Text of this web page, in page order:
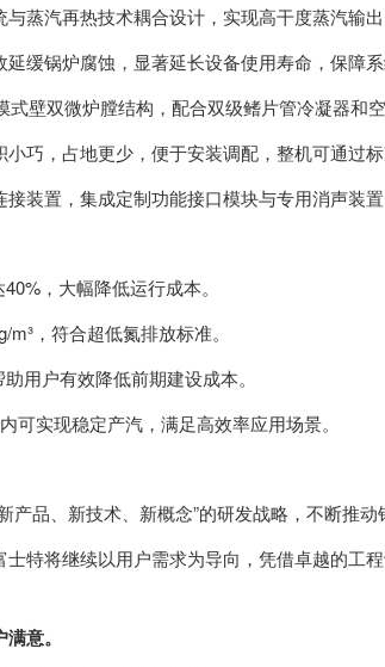
蒸汽再热技术耦合设计，实现高干度蒸汽输
缓锅炉腐蚀，显著延长设备使用寿命，保障系
式壁双微炉膛结构，配合双级鳍片管冷凝器和
巧，占地更少，便于安装调配，整机可通过
装置，集成定制功能接口模块与专用消声装置
，大幅降低运行成本。
，符合超低氮排放标准。
用户有效降低前期建设成本。
可实现稳定产汽，满足高效率应用场景。
产品、新技术、新概念”的研发战略，不断推
特将继续以用户需求为导向，凭借卓越的
意。